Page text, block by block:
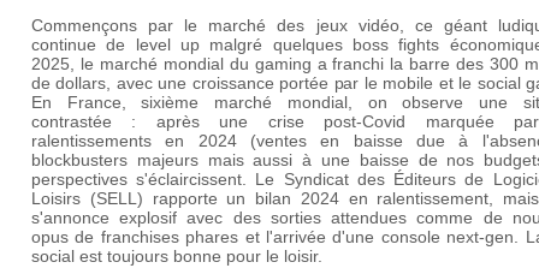
Commençons par le marché des jeux vidéo, ce géant
continue de level up malgré quelques boss fights
2025, le marché mondial du gaming a franchi la barre des 300
de dollars, avec une croissance portée par le mobile et le social
En France, sixième marché mondial, on observe une
contrastée : après une crise post-Covid marquée
ralentissements en 2024 (ventes en baisse due à
blockbusters majeurs mais aussi à une baisse de nos
perspectives s'éclaircissent. Le Syndicat des Éditeurs de
Loisirs (SELL) rapporte un bilan 2024 en ralentissement,
s'annonce explosif avec des sorties attendues comme de
opus de franchises phares et l'arrivée d'une console next-gen.
social est toujours bonne pour le loisir.